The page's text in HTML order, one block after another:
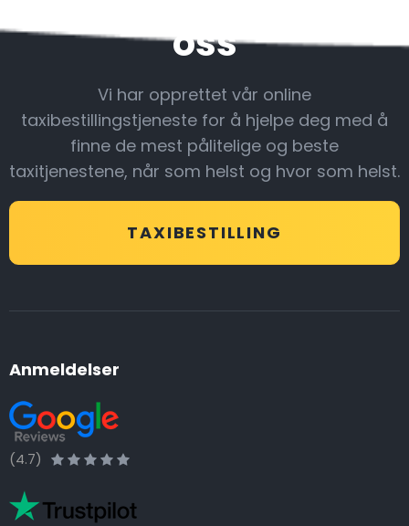
oss
Vi har opprettet vår online
taxibestillingstjeneste for å hjelpe deg med å
finne de mest pålitelige og beste
taxitjenestene, når som helst og hvor som helst.
TAXIBESTILLING
Anmeldelser
(4.7)